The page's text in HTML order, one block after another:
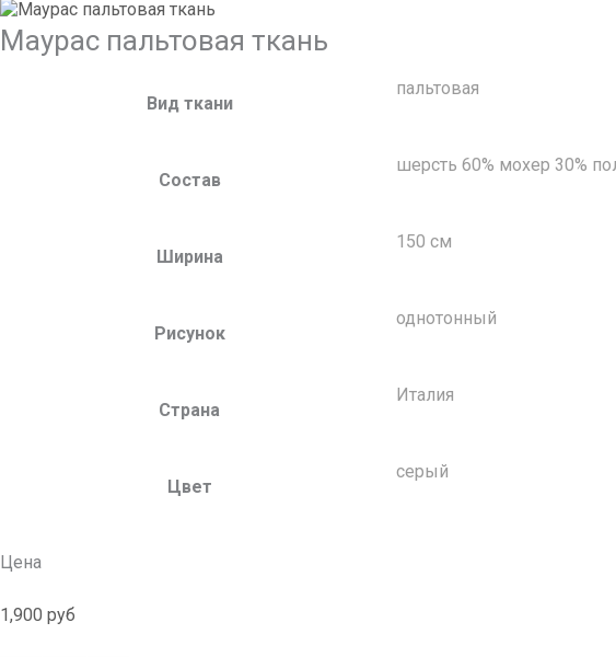
Маурас пальтовая ткань
Вид ткани
пальтовая
Состав
шерсть 60% мохер 30%
Ширина
150 см
Рисунок
однотонный
Страна
Италия
Цвет
серый
Цена
1,900 руб